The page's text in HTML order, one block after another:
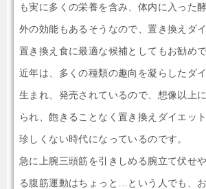
も実に多くの栄養を含み、体内に入った
外の効能もあるそうなので、置き換えダ
置き換え食に最適な候補としてもお勧めで
近年は、多くの種類の趣向を凝らしたダ
生まれ、発売されているので、想像以上
られ、飽きることなく置き換えダイエッ
珍しくない時代になっているのです。
急に上腕三頭筋を引きしめる腕立て伏せ
る腹筋運動はちょっと…という人でも、